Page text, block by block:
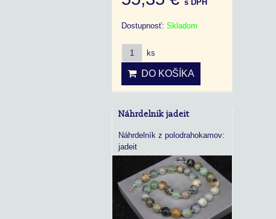
s DPH
Dostupnosť: Skladom
ks
DO KOŠÍKA
Náhrdelnik jadeit
Náhrdelník z polodrahokamov:
jadeit